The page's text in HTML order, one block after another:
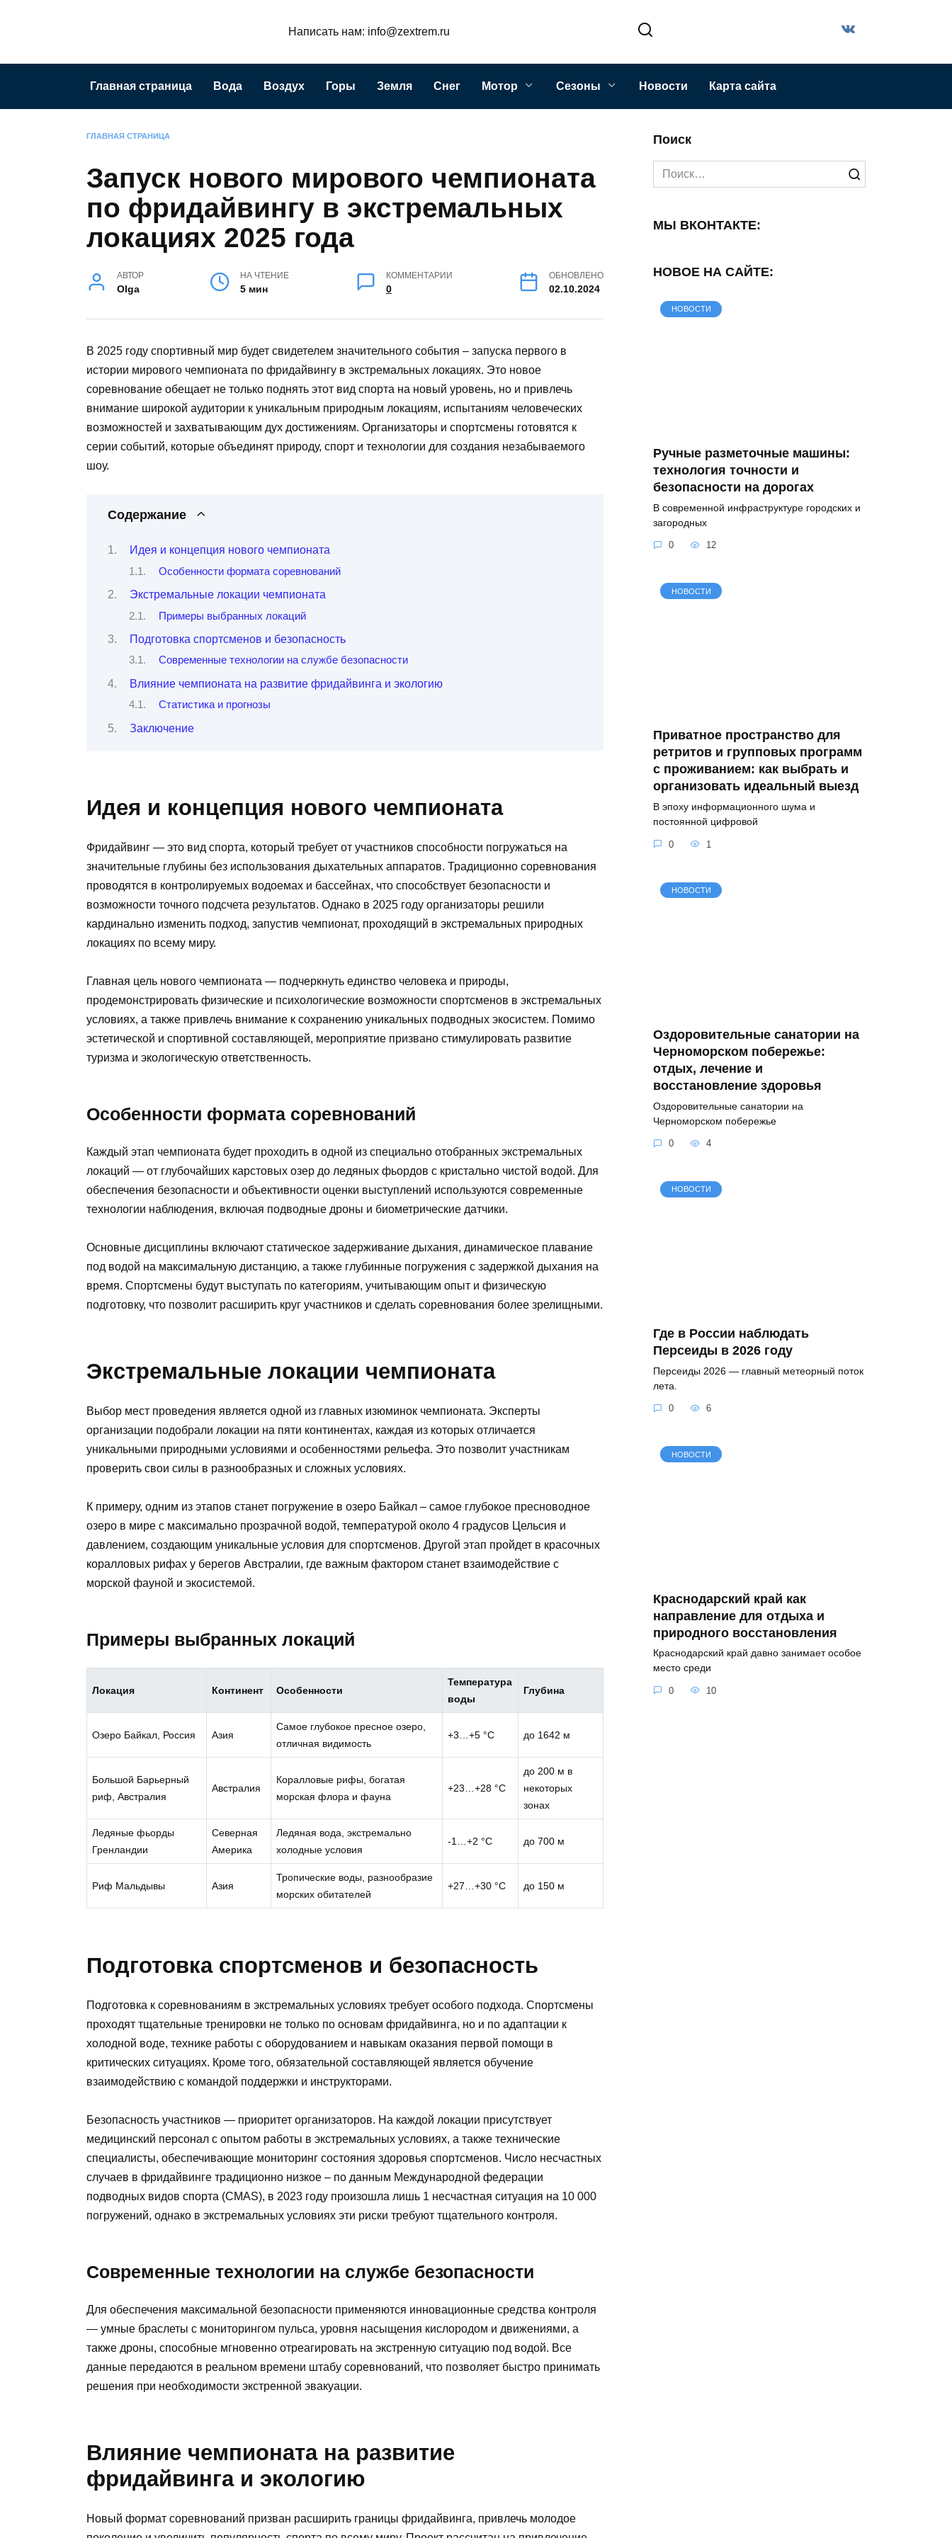
Написать нам: info@zextrem.ru
Главная страница Вода Воздух Горы Земля Снег Мотор Сезоны Новости Карта сайта
ГЛАВНАЯ СТРАНИЦА
Запуск нового мирового чемпионата
по фридайвингу в экстремальных
локациях 2025 года
АВТОР
Olga
НА ЧТЕНИЕ
5 мин
КОММЕНТАРИИ
0
ОБНОВЛЕНО
02.10.2024
В 2025 году спортивный мир будет свидетелем значительного события – запуска первого в
истории мирового чемпионата по фридайвингу в экстремальных локациях. Это новое
соревнование обещает не только поднять этот вид спорта на новый уровень, но и привлечь
внимание широкой аудитории к уникальным природным локациям, испытаниям человеческих
возможностей и захватывающим дух достижениям. Организаторы и спортсмены готовятся к
серии событий, которые объединят природу, спорт и технологии для создания незабываемого
шоу.
Содержание
Идея и концепция нового чемпионата
Особенности формата соревнований
Экстремальные локации чемпионата
Примеры выбранных локаций
Подготовка спортсменов и безопасность
Современные технологии на службе безопасности
Влияние чемпионата на развитие фридайвинга и экологию
Статистика и прогнозы
Заключение
Идея и концепция нового чемпионата
Фридайвинг — это вид спорта, который требует от участников способности погружаться на
значительные глубины без использования дыхательных аппаратов. Традиционно соревнования
проводятся в контролируемых водоемах и бассейнах, что способствует безопасности и
возможности точного подсчета результатов. Однако в 2025 году организаторы решили
кардинально изменить подход, запустив чемпионат, проходящий в экстремальных природных
локациях по всему миру.
Главная цель нового чемпионата — подчеркнуть единство человека и природы,
продемонстрировать физические и психологические возможности спортсменов в экстремальных
условиях, а также привлечь внимание к сохранению уникальных подводных экосистем. Помимо
эстетической и спортивной составляющей, мероприятие призвано стимулировать развитие
туризма и экологическую ответственность.
Особенности формата соревнований
Каждый этап чемпионата будет проходить в одной из специально отобранных экстремальных
локаций — от глубочайших карстовых озер до ледяных фьордов с кристально чистой водой. Для
обеспечения безопасности и объективности оценки выступлений используются современные
технологии наблюдения, включая подводные дроны и биометрические датчики.
Основные дисциплины включают статическое задерживание дыхания, динамическое плавание
под водой на максимальную дистанцию, а также глубинные погружения с задержкой дыхания на
время. Спортсмены будут выступать по категориям, учитывающим опыт и физическую
подготовку, что позволит расширить круг участников и сделать соревнования более зрелищными.
Экстремальные локации чемпионата
Выбор мест проведения является одной из главных изюминок чемпионата. Эксперты
организации подобрали локации на пяти континентах, каждая из которых отличается
уникальными природными условиями и особенностями рельефа. Это позволит участникам
проверить свои силы в разнообразных и сложных условиях.
К примеру, одним из этапов станет погружение в озеро Байкал – самое глубокое пресноводное
озеро в мире с максимально прозрачной водой, температурой около 4 градусов Цельсия и
давлением, создающим уникальные условия для спортсменов. Другой этап пройдет в красочных
коралловых рифах у берегов Австралии, где важным фактором станет взаимодействие с
морской фауной и экосистемой.
Примеры выбранных локаций
Локация Континент Особенности
Температура
воды
Глубина
Озеро Байкал, Россия Азия
Самое глубокое пресное озеро,
отличная видимость
+3…+5 °C до 1642 м
Большой Барьерный
риф, Австралия
Австралия
Коралловые рифы, богатая
морская флора и фауна
+23…+28 °C
до 200 м в
некоторых
зонах
Ледяные фьорды
Гренландии
Северная
Америка
Ледяная вода, экстремально
холодные условия
-1…+2 °C до 700 м
Риф Мальдывы Азия
Тропические воды, разнообразие
морских обитателей
+27…+30 °C до 150 м
Подготовка спортсменов и безопасность
Подготовка к соревнованиям в экстремальных условиях требует особого подхода. Спортсмены
проходят тщательные тренировки не только по основам фридайвинга, но и по адаптации к
холодной воде, технике работы с оборудованием и навыкам оказания первой помощи в
критических ситуациях. Кроме того, обязательной составляющей является обучение
взаимодействию с командой поддержки и инструкторами.
Безопасность участников — приоритет организаторов. На каждой локации присутствует
медицинский персонал с опытом работы в экстремальных условиях, а также технические
специалисты, обеспечивающие мониторинг состояния здоровья спортсменов. Число несчастных
случаев в фридайвинге традиционно низкое – по данным Международной федерации
подводных видов спорта (CMAS), в 2023 году произошла лишь 1 несчастная ситуация на 10 000
погружений, однако в экстремальных условиях эти риски требуют тщательного контроля.
Современные технологии на службе безопасности
Для обеспечения максимальной безопасности применяются инновационные средства контроля
— умные браслеты с мониторингом пульса, уровня насыщения кислородом и движениями, а
также дроны, способные мгновенно отреагировать на экстренную ситуацию под водой. Все
данные передаются в реальном времени штабу соревнований, что позволяет быстро принимать
решения при необходимости экстренной эвакуации.
Влияние чемпионата на развитие
фридайвинга и экологию
Новый формат соревнований призван расширить границы фридайвинга, привлечь молодое
Поиск
Search
for:
МЫ ВКОНТАКТЕ:
НОВОЕ НА САЙТЕ:
НОВОСТИ
Ручные разметочные машины:
технология точности и
безопасности на дорогах
В современной инфраструктуре городских и
загородных
0 12
НОВОСТИ
Приватное пространство для
ретритов и групповых программ
с проживанием: как выбрать и
организовать идеальный выезд
В эпоху информационного шума и
постоянной цифровой
0 1
НОВОСТИ
Оздоровительные санатории на
Черноморском побережье:
отдых, лечение и
восстановление здоровья
Оздоровительные санатории на
Черноморском побережье
0 4
НОВОСТИ
Где в России наблюдать
Персеиды в 2026 году
Персеиды 2026 — главный метеорный поток
лета.
0 6
НОВОСТИ
Краснодарский край как
направление для отдыха и
природного восстановления
Краснодарский край давно занимает особое
место среди
0 10